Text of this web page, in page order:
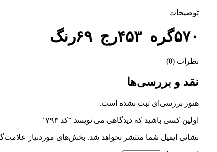
توضیحات
۵۷۰گره ۴۵۳رج ۶۹رنگ
نظرات (0)
نقد و بررسی‌ها
هنوز بررسی‌ای ثبت نشده است.
اولین کسی باشید که دیدگاهی می نویسد “کد ۷۹۳”
نشانی ایمیل شما منتشر نخواهد شد. بخش‌های موردنیاز